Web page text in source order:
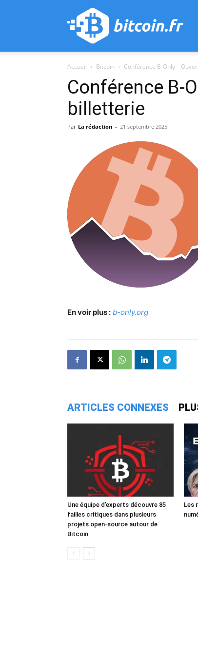
bitcoin.fr
Accueil Bitcoin Conférence B-Only –
Conférence B-
billetterie
Par La rédaction - 21 septembre 2025
En voir plus : b-only.org
ARTICLES CONNEXES
Une équipe d’experts découvre 85
failles critiques dans plusieurs
projets open-source autour de
Bitcoin
Les